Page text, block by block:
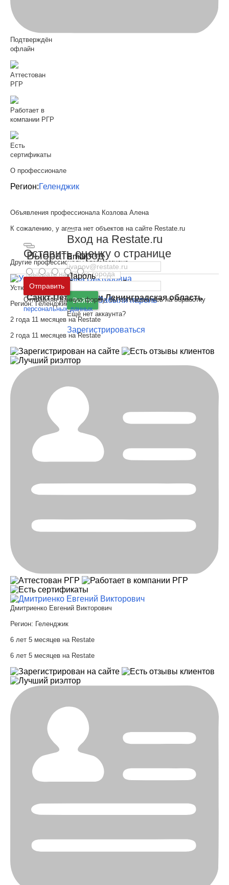
Выбрать город
Москва и
Московская область
Санкт-Петербург иЛенинградская область
Вход на Restate.ru
Email
Пароль
Войти Забыли пароль
Ещё нет аккаунта?
Зарегистрироваться
Подтверждён
офлайн
Аттестован
РГР
Работает в
компании РГР
Есть
сертификаты
О профессионале
Регион:Геленджик
Объявления профессионала Козлова Алена
К сожалению, у агента нет объектов на сайте Restate.ru
Другие профессионалы этого региона
Устюгова Полина Викторовна
Регион:Геленджик
2 года 11 месяцев на Restate
2 года 11 месяцев на Restate
Дмитриенко Евгений Викторович
Регион: Геленджик
6 лет 5 месяцев на Restate
6 лет 5 месяцев на Restate
Оставить оценку о странице
Отправить
Отправляя данную форму, вы соглашаетесь на обработку
персональных данных